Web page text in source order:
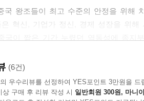
이러한 자유주의적 가치를 모조리 부정
사회 없는 국가」 중에서
, 후야오방, 자오쯔양이 이끌었던 1980
은 날 떠나온 땅을 향한 안타까움과 옛
어떻게
성하고 지탱했나
국 왕조들이 최고 수준의 안정을 위해
은 혁신, 기업가 정신, 경제 성장을 위
이선 (〈포린 어페어스〉)
독창적이고 명석하며 통찰력 있는 이
(6건)
우수리뷰를 선정하여 YES포인트 3만원을 드
상 구매 후 리뷰 작성 시 일반회원 300원, 마니